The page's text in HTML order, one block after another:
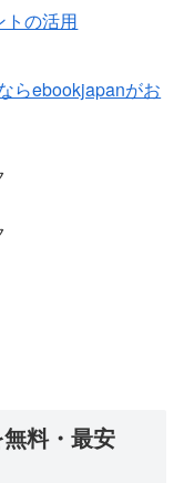
トの活用
らebookjapanがお
料・最安